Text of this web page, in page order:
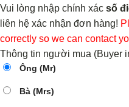
Vui lòng nhập chính xác số
liên hệ xác nhận đơn hàng!
correctly so we can contact
Thông tin người mua (Buyer
Ông (Mr)
Bà (Mrs)